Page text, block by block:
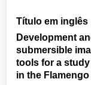
Título em inglês
Development
submersible
tools for a
in the